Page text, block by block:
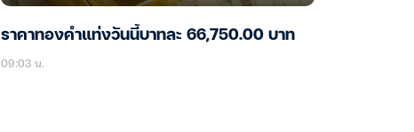
ราคาทองคำแท่งวันนี้บาทละ 66,750.00 บาท
09:03 น.